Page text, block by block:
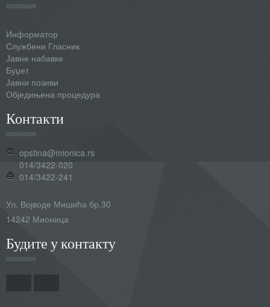
Информатор
Службени Гласник
Јавне набавке
Буџет
Јавни позиви
Обједињена процедура
Контакти
opstina@mionica.rs
014/3422-020
014/3422-241
Ул. Војводе Мишића бр.30
14242 Мионица
Будите у контакту